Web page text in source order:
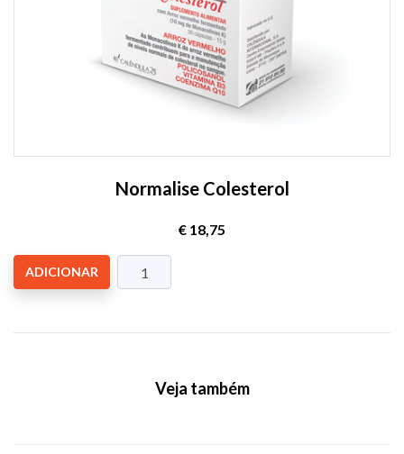
Normalise Colesterol
€ 18,75
ADICIONAR
Veja também